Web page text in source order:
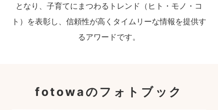
となり、子育てにまつわるトレンド（ヒト・モノ・コ
ト）を表彰し、信頼性が高くタイムリーな情報を提供す
るアワードです。
fotowaのフォトブック